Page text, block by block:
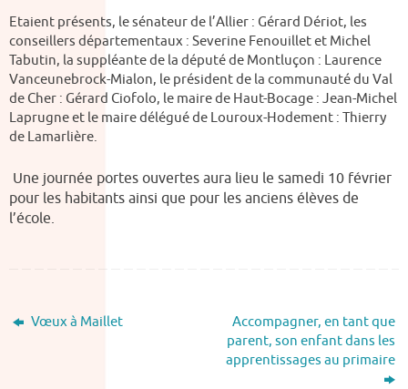
Etaient présents, le sénateur de l’Allier : Gérard Dériot, les
conseillers départementaux : Severine Fenouillet et Michel
Tabutin, la suppléante de la député de Montluçon : Laurence
Vanceunebrock-Mialon, le président de la communauté du Val
de Cher : Gérard Ciofolo, le maire de Haut-Bocage : Jean-Michel
Laprugne et le maire délégué de Louroux-Hodement : Thierry
de Lamarlière.
Une journée portes ouvertes aura lieu le samedi 10 février
pour les habitants ainsi que pour les anciens élèves de
l’école.
Vœux à Maillet
Accompagner, en tant que
parent, son enfant dans les
apprentissages au primaire